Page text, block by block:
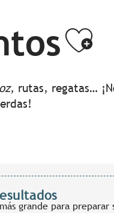
, rutas, regatas…
grande para preparar